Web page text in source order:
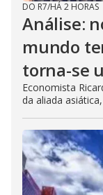
DO R7/HÁ 2 HORAS
Análise:
mundo
torna-se
Economista
da aliada